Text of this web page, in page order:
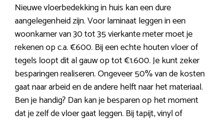
Nieuwe vloerbedekking in huis kan een dure
aangelegenheid zijn. Voor laminaat leggen in een
woonkamer van 30 tot 35 vierkante meter moet je
rekenen op c.a. €600. Bij een echte houten vloer of
tegels loopt dit al gauw op tot €1.600. Je kunt zeker
besparingen realiseren. Ongeveer 50% van de kosten
gaat naar arbeid en de andere helft naar het materiaal.
Ben je handig? Dan kan je besparen op het moment
dat je zelf de vloer gaat leggen. Bij tapijt, vinyl of